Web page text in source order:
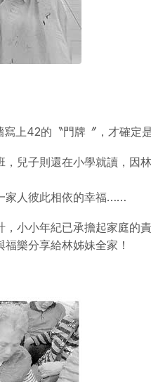
上42的〝門牌〞，才確定
兒子則還在小學就讀，因
家人彼此相依的幸福……
小小年紀已承擔起家庭的
樂分享給林姊妹全家！